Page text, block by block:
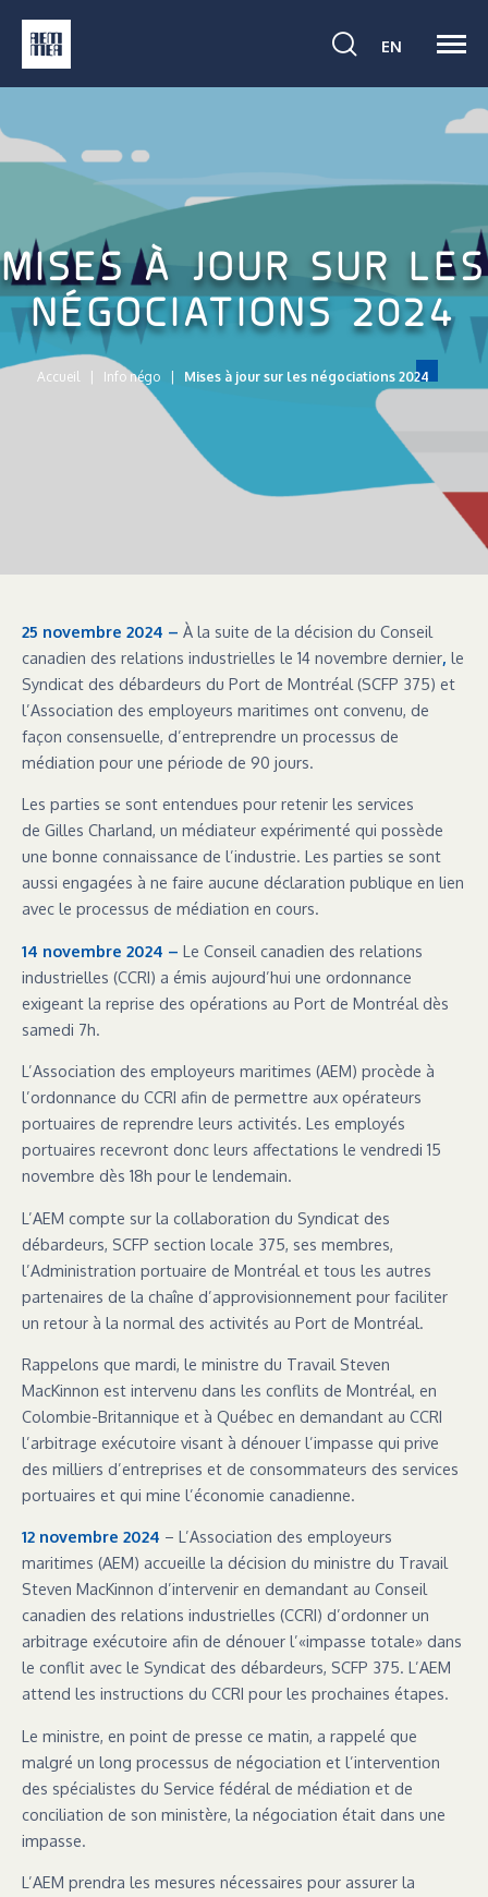
Activer
la
de
EN VOIR
EN:
ENGLISH.
la
MISES À JOUR SUR LES
NÉGOCIATIONS 2024
Accueil Info négo Mises à jour sur les négociations 2024
25 novembre 2024 – À la suite de la décision du Conseil
canadien des relations industrielles le 14 novembre dernier, le
Syndicat des débardeurs du Port de Montréal (SCFP 375) et
l’Association des employeurs maritimes ont convenu, de
façon consensuelle, d’entreprendre un processus de
médiation pour une période de 90 jours.
Les parties se sont entendues pour retenir les services
de Gilles Charland, un médiateur expérimenté qui possède
une bonne connaissance de l’industrie. Les parties se sont
aussi engagées à ne faire aucune déclaration publique en lien
avec le processus de médiation en cours.
14 novembre 2024 – Le Conseil canadien des relations
industrielles (CCRI) a émis aujourd’hui une ordonnance
exigeant la reprise des opérations au Port de Montréal dès
samedi 7h.
L’Association des employeurs maritimes (AEM) procède à
l’ordonnance du CCRI afin de permettre aux opérateurs
portuaires de reprendre leurs activités. Les employés
portuaires recevront donc leurs affectations le vendredi 15
novembre dès 18h pour le lendemain.
L’AEM compte sur la collaboration du Syndicat des
débardeurs, SCFP section locale 375, ses membres,
l’Administration portuaire de Montréal et tous les autres
partenaires de la chaîne d’approvisionnement pour faciliter
un retour à la normal des activités au Port de Montréal.
Rappelons que mardi, le ministre du Travail Steven
MacKinnon est intervenu dans les conflits de Montréal, en
Colombie-Britannique et à Québec en demandant au CCRI
l’arbitrage exécutoire visant à dénouer l’impasse qui prive
des milliers d’entreprises et de consommateurs des services
portuaires et qui mine l’économie canadienne.
12 novembre 2024 – L’Association des employeurs
maritimes (AEM) accueille la décision du ministre du Travail
Steven MacKinnon d’intervenir en demandant au Conseil
canadien des relations industrielles (CCRI) d’ordonner un
arbitrage exécutoire afin de dénouer l’«impasse totale» dans
le conflit avec le Syndicat des débardeurs, SCFP 375. L’AEM
attend les instructions du CCRI pour les prochaines étapes.
Le ministre, en point de presse ce matin, a rappelé que
malgré un long processus de négociation et l’intervention
des spécialistes du Service fédéral de médiation et de
conciliation de son ministère, la négociation était dans une
impasse.
L’AEM prendra les mesures nécessaires pour assurer la